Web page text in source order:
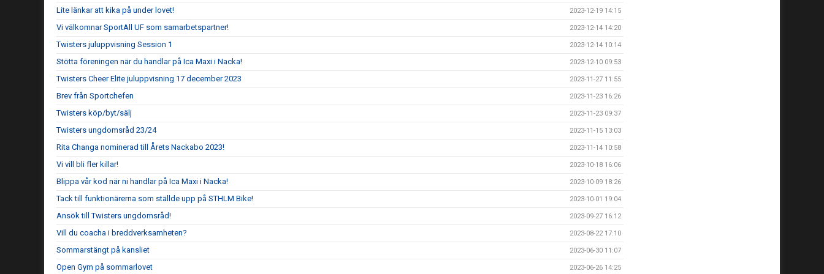
Lite länkar att kika på under lovet! 2023-12-19 14:15
Vi välkomnar SportAll UF som samarbetspartner! 2023-12-14 14:20
Twisters juluppvisning Session 1 2023-12-14 10:14
Stötta föreningen när du handlar på Ica Maxi i Nacka! 2023-12-10 09:53
Twisters Cheer Elite juluppvisning 17 december 2023 2023-11-27 11:55
Brev från Sportchefen 2023-11-23 16:26
Twisters köp/byt/sälj 2023-11-23 09:37
Twisters ungdomsråd 23/24 2023-11-15 13:03
Rita Changa nominerad till Årets Nackabo 2023! 2023-11-14 10:58
Vi vill bli fler killar! 2023-10-18 16:06
Blippa vår kod när ni handlar på Ica Maxi i Nacka! 2023-10-09 18:26
Tack till funktionärerna som ställde upp på STHLM Bike! 2023-10-01 19:04
Ansök till Twisters ungdomsråd! 2023-09-27 16:12
Vill du coacha i breddverksamheten? 2023-08-22 17:10
Sommarstängt på kansliet 2023-06-30 11:07
Open Gym på sommarlovet 2023-06-26 14:25